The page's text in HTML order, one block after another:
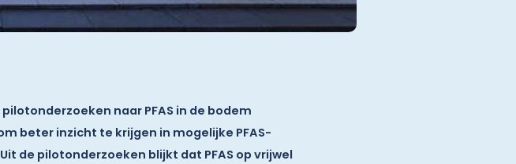
naar PFAS in de bodem
beter inzicht te krijgen in mogelijke PFAS-
Uit de pilotonderzoeken blijkt dat PFAS op vrijwel